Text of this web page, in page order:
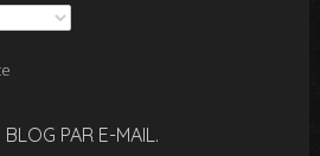
PAR E-MAIL.